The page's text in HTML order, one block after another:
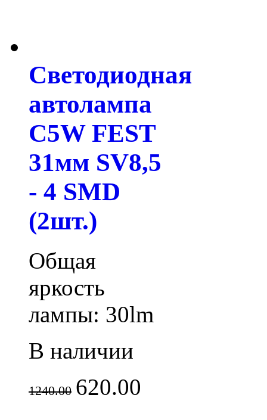
Светодиодная
автолампа
C5W FEST
31мм SV8,5
- 4 SMD
(2шт.)
Общая
яркость
лампы: 30lm
В наличии
1240.00 620.00